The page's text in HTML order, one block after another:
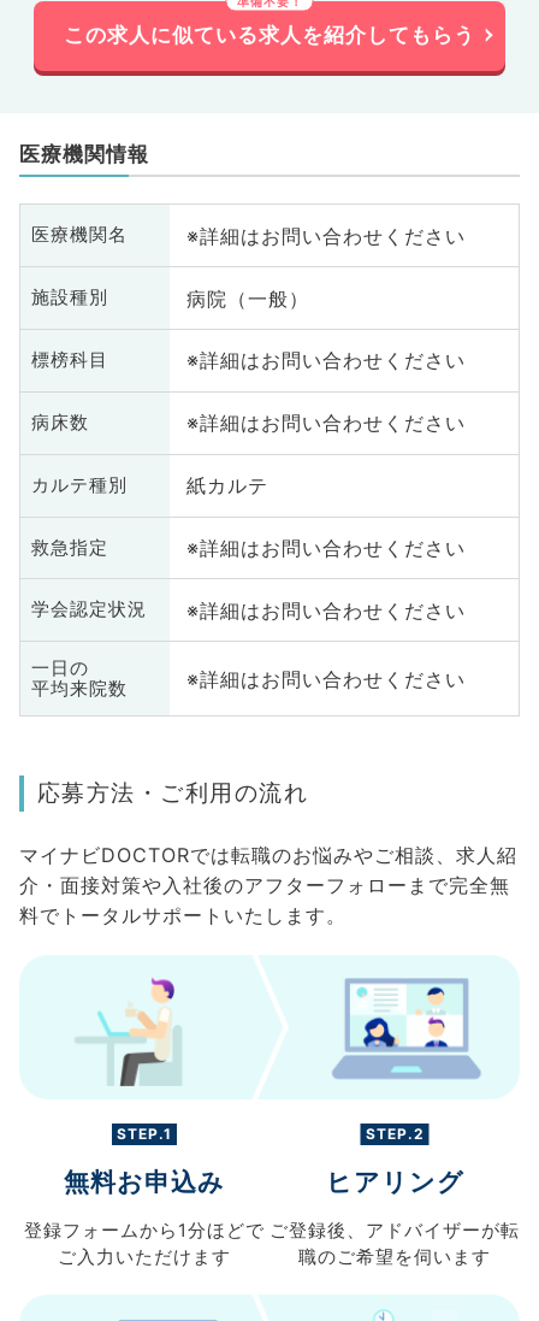
この求人に似ている求人を紹介してもらう
医療機関情報
医療機関名 ※詳細はお問い合わせください
施設種別 病院（一般）
標榜科目 ※詳細はお問い合わせください
病床数 ※詳細はお問い合わせください
カルテ種別 紙カルテ
救急指定 ※詳細はお問い合わせください
学会認定状況 ※詳細はお問い合わせください
一日の
平均来院数
※詳細はお問い合わせください
応募方法・ご利用の流れ
マイナビDOCTORでは転職のお悩みやご相談、求人紹
介・面接対策や入社後のアフターフォローまで完全無
料でトータルサポートいたします。
STEP.1
無料お申込み
登録フォームから 1分ほどで
ご入力 いただけます
STEP.2
ヒアリング
ご登録後、 アドバイザーが転
職のご希望を伺います